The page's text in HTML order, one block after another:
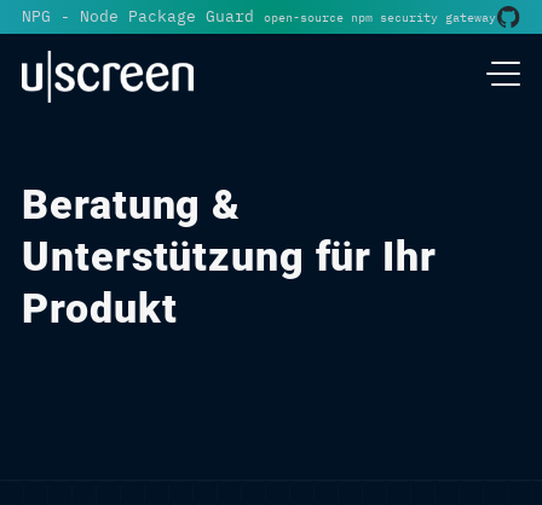
NPG - Node Package Guardopen-source npm security gateway
Beratung &
Unterstützung für Ihr
Produkt